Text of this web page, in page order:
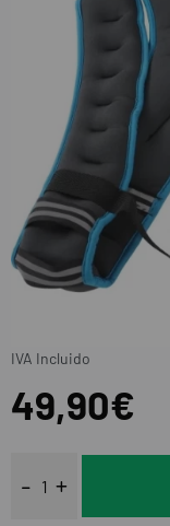
49,90€
IVA Incluido